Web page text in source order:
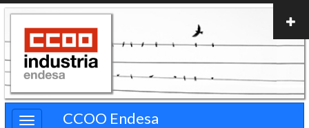
Pasar
contenido
principal
CCOO Endesa